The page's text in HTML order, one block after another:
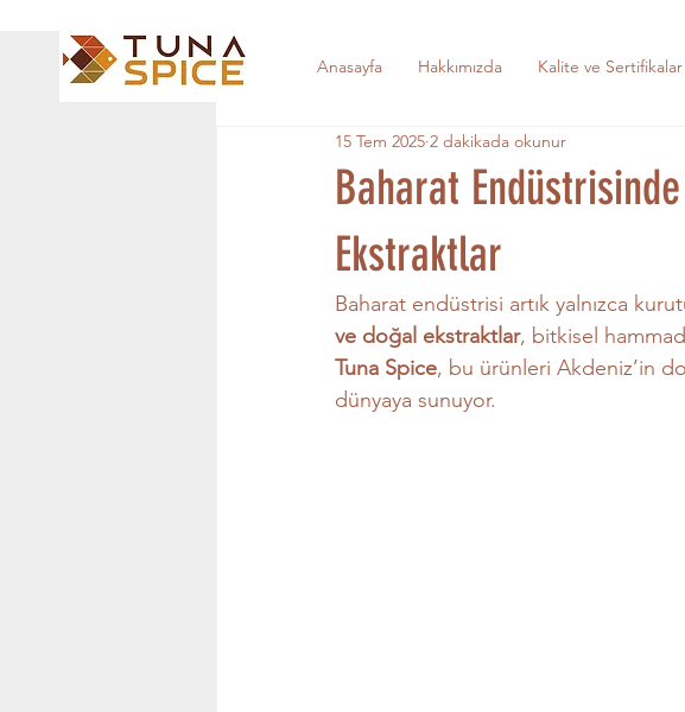
Anasayfa Hakkımızda Kalite ve Sertifikalar
Baharat
Ekstraktlar
15 Tem 2025 2 dakikada okunur
Baharat endüstrisi artık yalnızca
ve doğal ekstraktlar, bitkisel
Tuna Spice, bu ürünleri Akdeniz’in
dünyaya sunuyor.